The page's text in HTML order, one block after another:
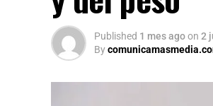
Published 1 mes agoon 2
By